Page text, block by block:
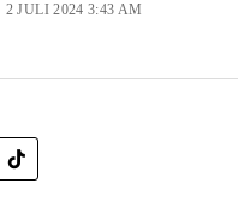
JULI 2024 3:43 AM